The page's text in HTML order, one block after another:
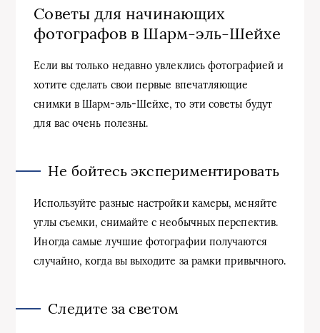
Советы для начинающих
фотографов в Шарм-эль-Шейхе
Если вы только недавно увлеклись фотографией и
хотите сделать свои первые впечатляющие
снимки в Шарм-эль-Шейхе, то эти советы будут
для вас очень полезны.
Не бойтесь экспериментировать
Используйте разные настройки камеры, меняйте
углы съемки, снимайте с необычных перспектив.
Иногда самые лучшие фотографии получаются
случайно, когда вы выходите за рамки привычного.
Следите за светом